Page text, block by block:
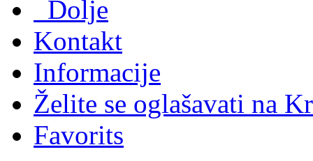
Kontakt
Informacije
Želite se oglašavati na
Favorits